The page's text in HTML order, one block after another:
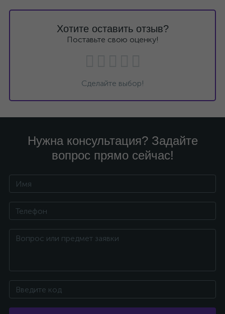
Хотите оставить отзыв?
Поставьте свою оценку!
Сделайте выбор!
Нужна консультация? Задайте
вопрос прямо сейчас!